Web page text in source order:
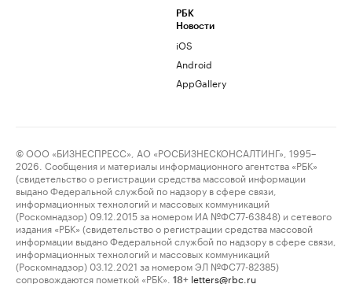
РБК
Новости
iOS
Android
AppGallery
© ООО «БИЗНЕСПРЕСС», АО «РОСБИЗНЕСКОНСАЛТИНГ», 1995–
2026. Сообщения и материалы информационного агентства «РБК»
(свидетельство о регистрации средства массовой информации
выдано Федеральной службой по надзору в сфере связи,
информационных технологий и массовых коммуникаций
(Роскомнадзор) 09.12.2015 за номером ИА №ФС77-63848) и сетевого
издания «РБК» (свидетельство о регистрации средства массовой
информации выдано Федеральной службой по надзору в сфере связи,
информационных технологий и массовых коммуникаций
(Роскомнадзор) 03.12.2021 за номером ЭЛ №ФС77-82385)
сопровождаются пометкой «РБК».
18+ letters@rbc.ru